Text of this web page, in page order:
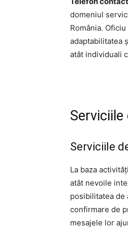
domeniul
România.
adaptabilitatea
atât individuali
Serviciile
La baza
atât nevoile
posibilitatea de
confirmare de
mesajele lor